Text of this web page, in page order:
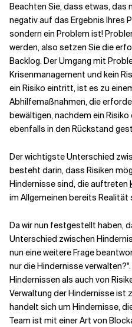
Beachten Sie, dass etwas,
negativ auf das Ergebnis Ihres
sondern ein Problem ist!
werden, also setzen Sie die
Backlog. Der Umgang mit
Krisenmanagement und kein
ein Risiko eintritt, ist es zu
Abhilfemaßnahmen, die
bewältigen, nachdem ein
ebenfalls in den Rückstand
Der wichtigste Unterschied
besteht darin, dass Risiken
Hindernisse sind, die auftreten
im Allgemeinen bereits Realität
Da wir nun festgestellt haben,
Unterschied zwischen
nun eine weitere Frage
nur die Hindernisse
Hindernissen als auch von
Verwaltung der Hindernisse ist
handelt sich um Hindernisse,
Team ist mit einer Art von